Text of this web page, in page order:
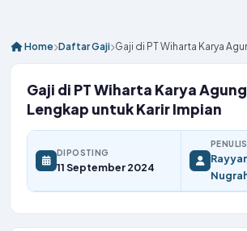
Home Daftar Gaji Gaji di PT Wiharta Karya
Gaji di PT Wiharta Karya
Lengkap untuk Karir Impian
DIPOSTING
11 September 2024
PENULIS